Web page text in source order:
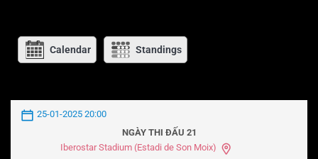
Calendar Standings
25-01-2025 20:00
NGÀY THI ĐẤU 21
Iberostar Stadium (Estadi de Son Moix)